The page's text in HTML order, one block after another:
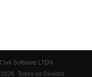
Software LTDA
Todos os Direitos